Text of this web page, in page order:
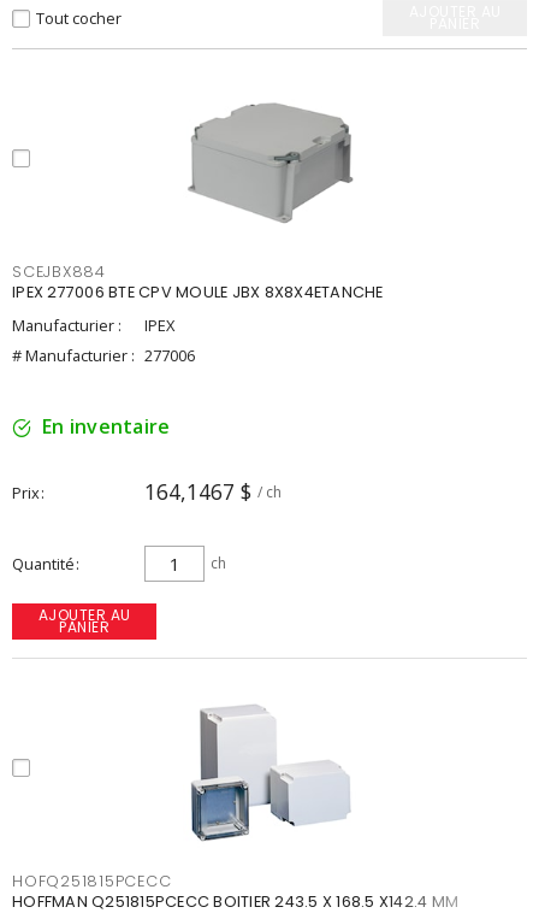
Tout cocher
SCEJBX884
IPEX 277006 BTE CPV MOULE JBX 8X8X4ETANCHE
Manufacturier :
IPEX
# Manufacturier : 277006
En inventaire
Prix 164,1467 $ / ch
Quantité ch
AJOUTER AU
PANIER
HOFQ251815PCECC
HOFFMAN Q251815PCECC BOITIER 243.5 X 168.5 X142.4 MM